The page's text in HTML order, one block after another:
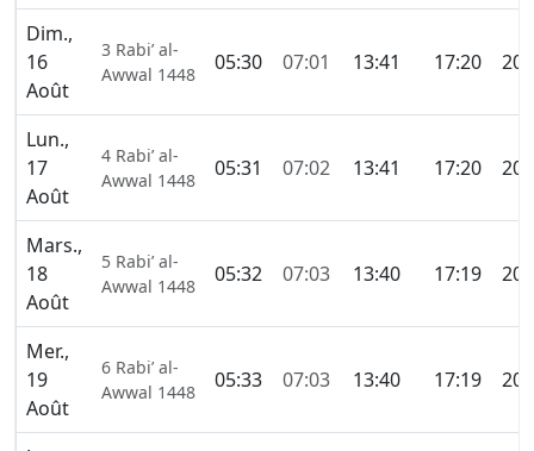
Dim.,
16
Août
3 Rabi’ al-
Awwal 1448
05:30 07:01 13:41 17:20
Lun.,
17
Août
4 Rabi’ al-
Awwal 1448
05:31 07:02 13:41 17:20
Mars.,
18
Août
5 Rabi’ al-
Awwal 1448
05:32 07:03 13:40 17:19
Mer.,
19
Août
6 Rabi’ al-
Awwal 1448
05:33 07:03 13:40 17:19